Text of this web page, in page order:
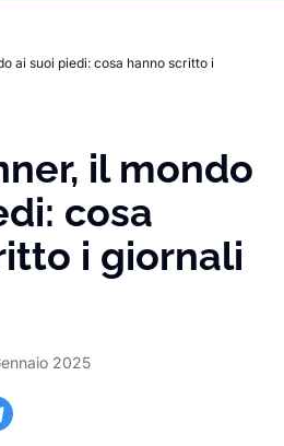
ai suoi piedi: cosa hanno scritto i
il mondo
cosa
i giornali
2025